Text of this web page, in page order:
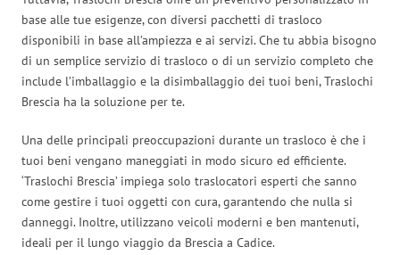
base alle tue esigenze, con diversi pacchetti di trasloco
disponibili in base all’ampiezza e ai servizi. Che tu abbia bisogno
di un semplice servizio di trasloco o di un servizio completo che
include l’imballaggio e la disimballaggio dei tuoi beni, Traslochi
Brescia ha la soluzione per te.
Una delle principali preoccupazioni durante un trasloco è che i
tuoi beni vengano maneggiati in modo sicuro ed efficiente.
‘Traslochi Brescia’ impiega solo traslocatori esperti che sanno
come gestire i tuoi oggetti con cura, garantendo che nulla si
danneggi. Inoltre, utilizzano veicoli moderni e ben mantenuti,
ideali per il lungo viaggio da Brescia a Cadice.